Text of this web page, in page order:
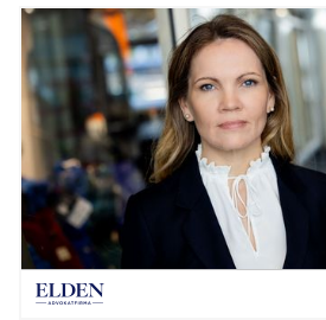
Elden Advokatfirma.